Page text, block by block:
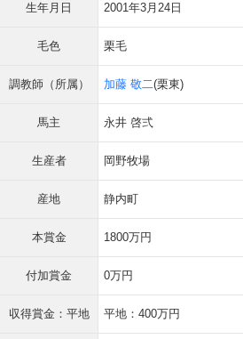
生年月日 2001年3月24日
毛色 栗毛
調教師（所属） 加藤 敬二(栗東)
馬主 永井 啓弍
生産者 岡野牧場
産地 静内町
本賞金 1800万円
付加賞金 0万円
収得賞金：平地 平地：400万円